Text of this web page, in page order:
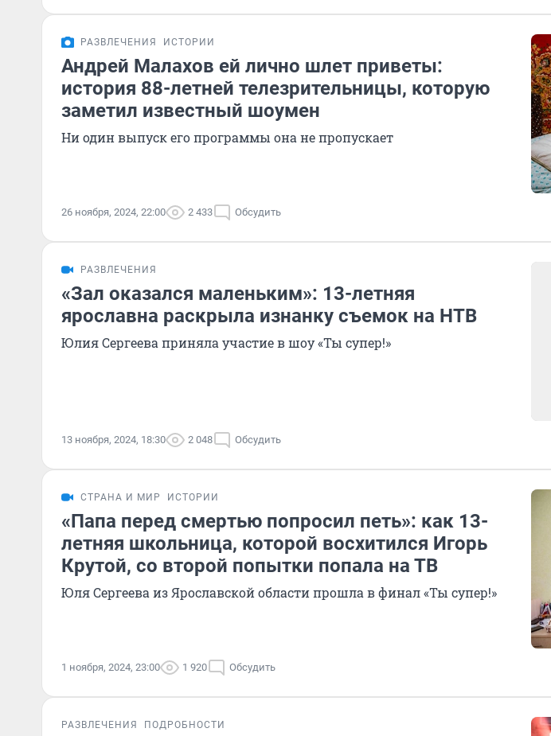
РАЗВЛЕЧЕНИЯ ИСТОРИИ
Андрей Малахов ей лично шлет приветы:
история 88-летней телезрительницы, которую
заметил известный шоумен
Ни один выпуск его программы она не пропускает
26 ноября, 2024, 22:00 2 433 Обсудить
РАЗВЛЕЧЕНИЯ
«Зал оказался маленьким»: 13-летняя
ярославна раскрыла изнанку съемок на НТВ
Юлия Сергеева приняла участие в шоу «Ты супер!»
13 ноября, 2024, 18:30 2 048 Обсудить
СТРАНА И МИР ИСТОРИИ
«Папа перед смертью попросил петь»: как 13-
летняя школьница, которой восхитился Игорь
Крутой, со второй попытки попала на ТВ
Юля Сергеева из Ярославской области прошла в финал «Ты супер!»
1 ноября, 2024, 23:00 1 920 Обсудить
РАЗВЛЕЧЕНИЯ ПОДРОБНОСТИ